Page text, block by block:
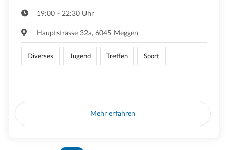
19:00 - 22:30 Uhr
Hauptstrasse 32a, 6045 Meggen
Diverses Jugend Treffen Sport
Mehr erfahren